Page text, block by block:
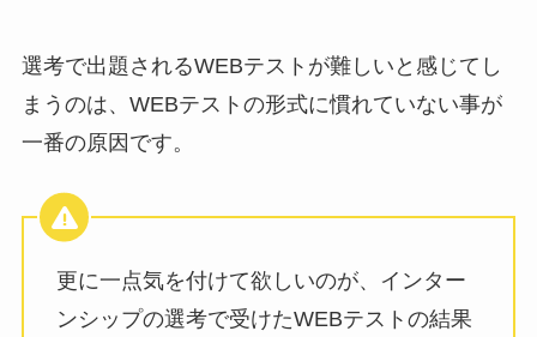
選考で出題されるWEBテストが難しいと感じてし
まうのは、WEBテストの形式に慣れていない事が
一番の原因です。
更に一点気を付けて欲しいのが、インター
ンシップの選考で受けたWEBテストの結果